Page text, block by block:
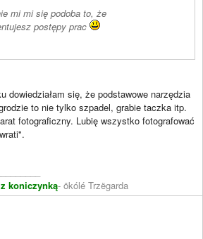
mi mi się podoba to, że
postępy prac
dowiedziałam się, że podstawowe narzędzia
to nie tylko szpadel, grabie taczka itp.
fotograficzny. Lubię wszystko fotografować
koniczynką- ökólé Trzëgarda